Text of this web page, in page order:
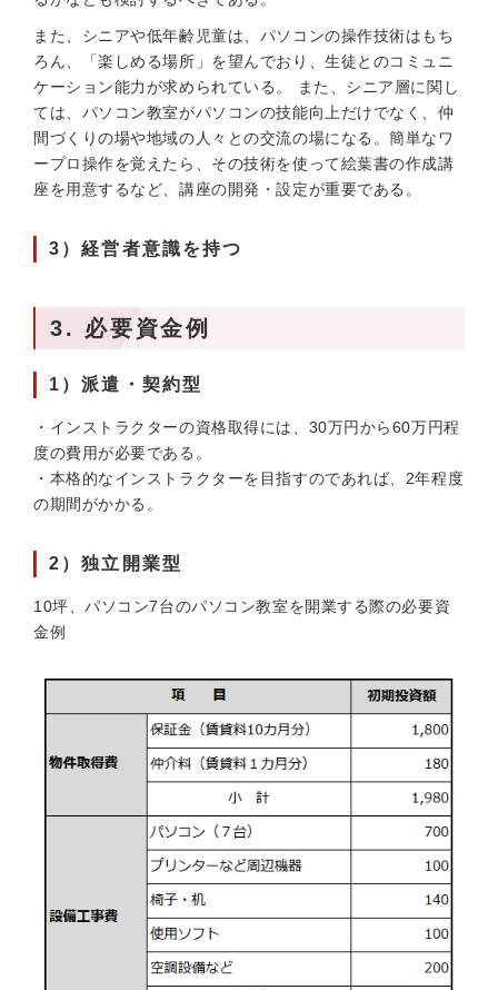
また、シニアや低年齢児童は、パソコンの操作技術はもち
ろん、「楽しめる場所」を望んでおり、生徒とのコミュニ
ケーション能力が求められている。 また、シニア層に関し
ては、パソコン教室がパソコンの技能向上だけでなく、仲
間づくりの場や地域の人々との交流の場になる。簡単なワ
ープロ操作を覚えたら、その技術を使って絵葉書の作成講
座を用意するなど、講座の開発・設定が重要である。
3）経営者意識を持つ
3. 必要資金例
1）派遣・契約型
・インストラクターの資格取得には、30万円から60万円程
度の費用が必要である。
・本格的なインストラクターを目指すのであれば、2年程度
の期間がかかる。
2）独立開業型
10坪、パソコン7台のパソコン教室を開業する際の必要資
金例